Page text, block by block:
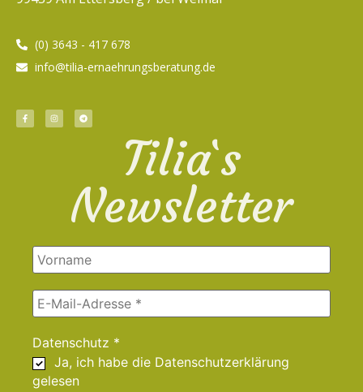
(0) 3643 - 417 678
info@tilia-ernaehrungsberatung.de
Tilia`s
Newsletter
Datenschutz *
Ja, ich habe die Datenschutzerklärung
gelesen